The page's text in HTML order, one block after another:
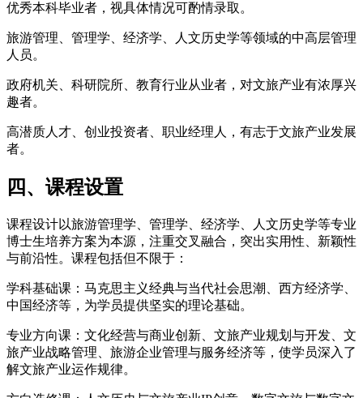
优秀本科毕业者，视具体情况可酌情录取。
旅游管理、管理学、经济学、人文历史学等领域的中高层管理
人员。
政府机关、科研院所、教育行业从业者，对文旅产业有浓厚兴
趣者。
高潜质人才、创业投资者、职业经理人，有志于文旅产业发展
者。
四、课程设置
课程设计以旅游管理学、管理学、经济学、人文历史学等专业
博士生培养方案为本源，注重交叉融合，突出实用性、新颖性
与前沿性。课程包括但不限于：
学科基础课：马克思主义经典与当代社会思潮、西方经济学、
中国经济等，为学员提供坚实的理论基础。
专业方向课：文化经营与商业创新、文旅产业规划与开发、文
旅产业战略管理、旅游企业管理与服务经济等，使学员深入了
解文旅产业运作规律。